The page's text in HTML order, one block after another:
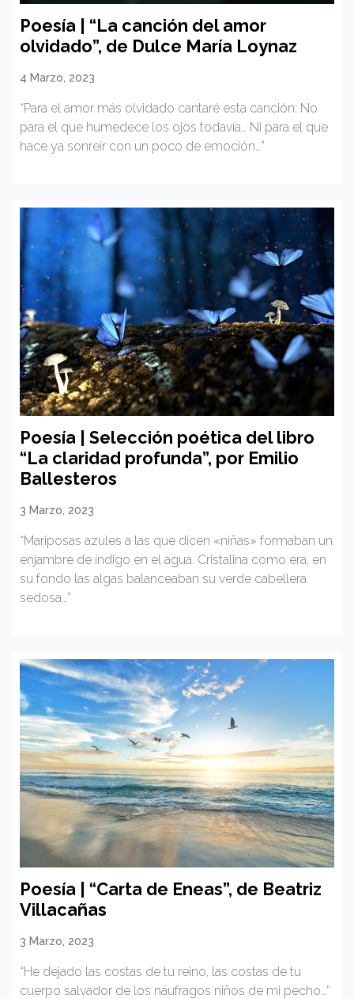
Poesía | “La canción del amor
olvidado”, de Dulce María Loynaz
4 Marzo, 2023
“Para el amor más olvidado cantaré esta canción: No
para el que humedece los ojos todavía… Ni para el que
hace ya sonreír con un poco de emoción…”
Poesía | Selección poética del libro
“La claridad profunda”, por Emilio
Ballesteros
3 Marzo, 2023
“Mariposas azules a las que dicen «niñas» formaban un
enjambre de índigo en el agua. Cristalina como era, en
su fondo las algas balanceaban su verde cabellera
sedosa…”
Poesía | “Carta de Eneas”, de Beatriz
Villacañas
3 Marzo, 2023
“He dejado las costas de tu reino, las costas de tu
cuerpo salvador de los náufragos niños de mi pecho…”